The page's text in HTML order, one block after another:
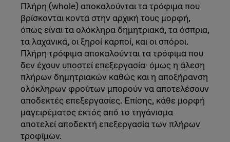
Πλήρη (whole) αποκαλούνται τα τρόφιμα που
βρίσκονται κοντά στην αρχική τους μορφή,
όπως είναι τα ολόκληρα δημητριακά, τα όσπρια,
τα λαχανικά, οι ξηροί καρποί, και οι σπόροι.
Πλήρη τρόφιμα αποκαλούνται τα τρόφιμα που
δεν έχουν υποστεί επεξεργασία· όμως η άλεση
πλήρων δημητριακών καθώς και η αποξήρανση
ολόκληρων φρούτων μπορούν να αποτελέσουν
αποδεκτές επεξεργασίες. Επίσης, κάθε μορφή
μαγειρέματος εκτός από το τηγάνισμα
αποτελεί αποδεκτή επεξεργασία των πλήρων
τροφίμων.